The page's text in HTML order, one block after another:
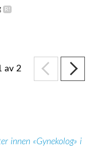
av 2
innen «Gynekolog» i